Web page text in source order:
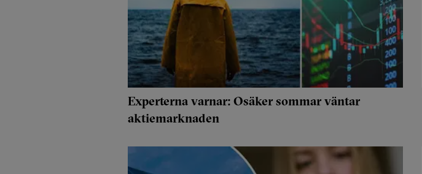
Experterna varnar: Osäker sommar väntar
aktiemarknaden